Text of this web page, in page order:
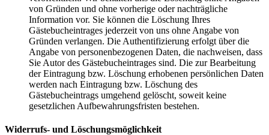
von Gründen und ohne vorherige oder nachträgliche
Information vor. Sie können die Löschung Ihres
Gästebucheintrages jederzeit von uns ohne Angabe von
Gründen verlangen. Die Authentifizierung erfolgt über die
Angabe von personenbezogenen Daten, die nachweisen, dass
Sie Autor des Gästebucheintrages sind. Die zur Bearbeitung
der Eintragung bzw. Löschung erhobenen persönlichen Daten
werden nach Eintragung bzw. Löschung des
Gästebucheintrags umgehend gelöscht, soweit keine
gesetzlichen Aufbewahrungsfristen bestehen.
Widerrufs- und Löschungsmöglichkeit